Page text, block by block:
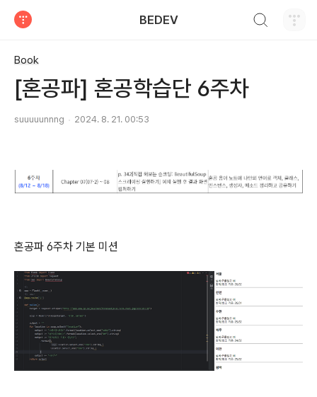
BEDEV
Book
[혼공파] 혼공학습단 6주차
suuuuunnng 2024. 8. 21. 00:53
혼공파 6주차 기본 미션